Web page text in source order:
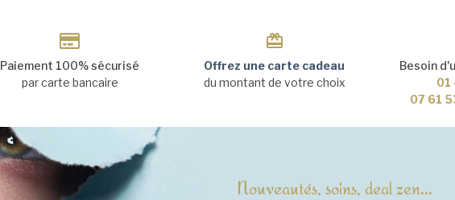
De plus, la teinture de cils vient intensifier la couleur naturelle, donnant
traitements offre un résultat spectaculaire, sans l'entretien quotidien que
solution idéale pour celles qui recherchent un look sophistiqué tout en restant
Vous serez ravies de voir à quel point votre regard est magnifié, avec des cils
C'est une véritable révolution pour celles qui souhaitent gagner du temps le
Paiement 100% sécurisé
par carte bancaire
Offrez une carte cadeau
du montant de votre choix
Besoin
01
07 61
Nouveautés, soins, deal zen...